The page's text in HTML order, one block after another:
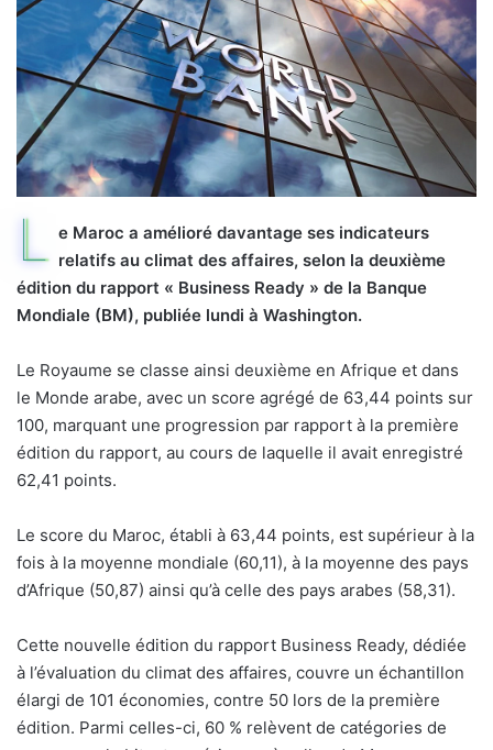
L e Maroc a amélioré davantage ses indicateurs
relatifs au climat des affaires, selon la deuxième
édition du rapport « Business Ready » de la Banque
Mondiale (BM), publiée lundi à Washington.
Le Royaume se classe ainsi deuxième en Afrique et dans
le Monde arabe, avec un score agrégé de 63,44 points sur
100, marquant une progression par rapport à la première
édition du rapport, au cours de laquelle il avait enregistré
62,41 points.
Le score du Maroc, établi à 63,44 points, est supérieur à la
fois à la moyenne mondiale (60,11), à la moyenne des pays
d’Afrique (50,87) ainsi qu’à celle des pays arabes (58,31).
Cette nouvelle édition du rapport Business Ready, dédiée
à l’évaluation du climat des affaires, couvre un échantillon
élargi de 101 économies, contre 50 lors de la première
édition. Parmi celles-ci, 60 % relèvent de catégories de